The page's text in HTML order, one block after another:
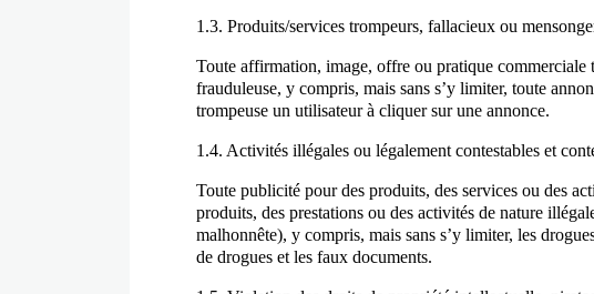
1.3. Produits/services trompeurs, fallacieux ou
Toute affirmation, image, offre ou pratique commerciale
frauduleuse, y compris, mais sans s’y limiter, toute
trompeuse un utilisateur à cliquer sur une annonce.
1.4. Activités illégales ou légalement contestables et
Toute publicité pour des produits, des services ou des
produits, des prestations ou des activités de nature
malhonnête), y compris, mais sans s’y limiter, les
de drogues et les faux documents.